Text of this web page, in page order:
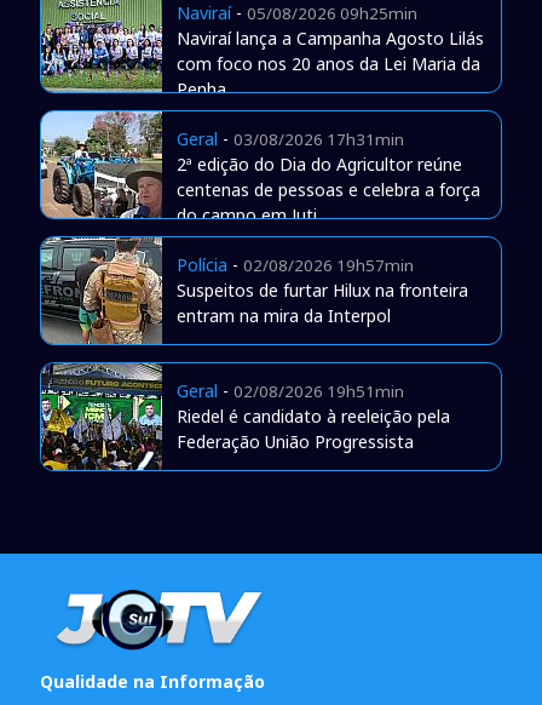
Naviraí- 05/08/2026 09h25min
Naviraí lança a Campanha Agosto Lilás
com foco nos 20 anos da Lei Maria da
Penha
Geral - 03/08/2026 17h31min
2ª edição do Dia do Agricultor reúne
centenas de pessoas e celebra a força
do campo em Juti
Polícia - 02/08/2026 19h57min
Suspeitos de furtar Hilux na fronteira
entram na mira da Interpol
Geral - 02/08/2026 19h51min
Riedel é candidato à reeleição pela
Federação União Progressista
Qualidade na Informação